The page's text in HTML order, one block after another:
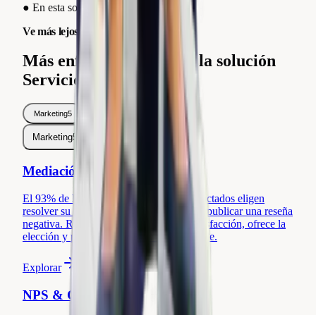
● En esta solución
Ve más lejos.
Más enfoques dentro de la solución
Servicio al Cliente.
Marketing5
Marketing5
Mediación Preventiva
El 93% de los clientes insatisfechos contactados eligen
resolver su problema en privado antes de publicar una reseña
negativa. Review Collect detecta la insatisfacción, ofrece la
elección y protege tu relación con el cliente.
Explorar
NPS & CSAT